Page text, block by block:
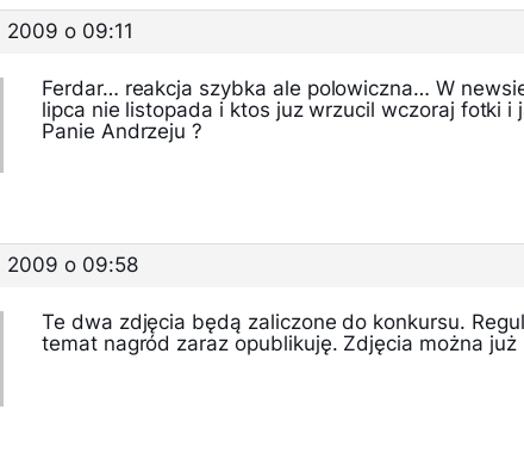
2009 o 09:11
Ferdar… reakcja szybka ale polowiczna… W
lipca nie listopada i ktos juz wrzucil wczoraj fotki
Panie Andrzeju ?
2009 o 09:58
Te dwa zdjęcia będą zaliczone do konkursu.
temat nagród zaraz opublikuję. Zdjęcia można już